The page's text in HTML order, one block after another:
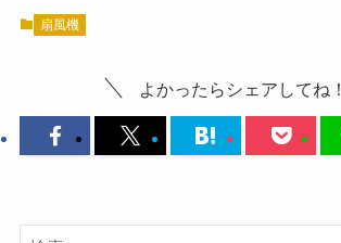
扇風機
よかったらシェアしてね！